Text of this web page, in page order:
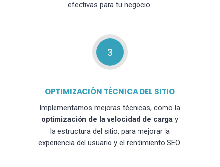
efectivas para tu negocio.
3
OPTIMIZACIÓN TÉCNICA DEL SITIO
Implementamos mejoras técnicas, como la
optimización de la velocidad de carga y
la estructura del sitio, para mejorar la
experiencia del usuario y el rendimiento SEO.